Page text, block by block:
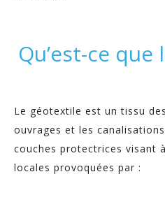
Qu’est-ce
Le géotextile est un tissu
ouvrages et les
couches protectrices visant
locales provoquées par :